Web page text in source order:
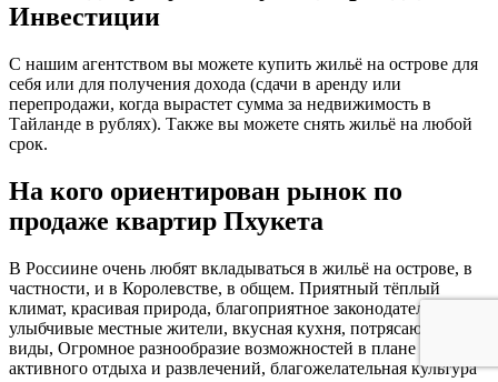
Инвестиции
С нашим агентством вы можете купить жильё на острове для
себя или для получения дохода (сдачи в аренду или
перепродажи, когда вырастет сумма за недвижимость в
Тайланде в рублях). Также вы можете снять жильё на любой
срок.
На кого ориентирован рынок по
продаже квартир Пхукета
В Россиине очень любят вкладываться в жильё на острове, в
частности, и в Королевстве, в общем. Приятный тёплый
климат, красивая природа, благоприятное законодательство,
улыбчивые местные жители, вкусная кухня, потрясающие
виды, Огромное разнообразие возможностей в плане
активного отдыха и развлечений, благожелательная культура